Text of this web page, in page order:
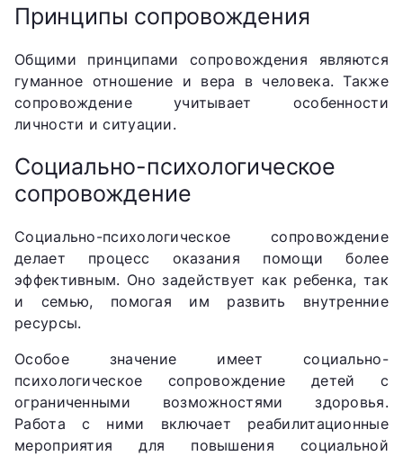
Принципы сопровождения
Общими принципами сопровождения являются
гуманное отношение и вера в человека. Также
сопровождение учитывает особенности
личности и ситуации.
Социально-психологическое
сопровождение
Социально-психологическое сопровождение
делает процесс оказания помощи более
эффективным. Оно задействует как ребенка, так
и семью, помогая им развить внутренние
ресурсы.
Особое значение имеет социально-
психологическое сопровождение детей с
ограниченными возможностями здоровья.
Работа с ними включает реабилитационные
мероприятия для повышения социальной